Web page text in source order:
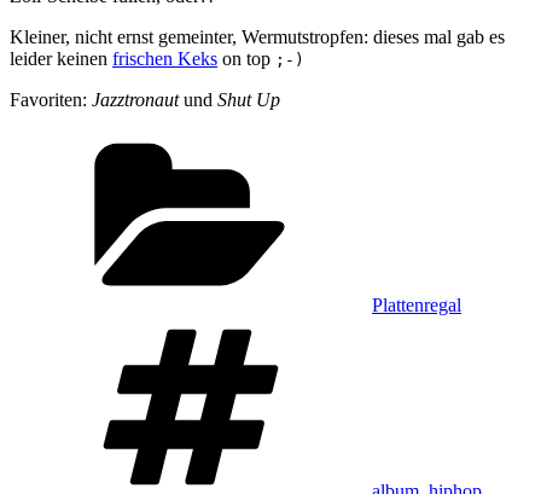
Kleiner, nicht ernst gemeinter, Wermutstropfen: dieses mal gab es
leider keinen frischen Keks on top ;-)
Favoriten: Jazztronautund Shut Up
Plattenregal